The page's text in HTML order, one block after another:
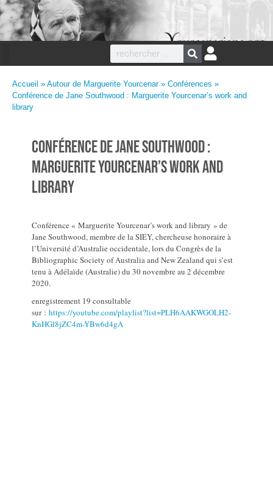
Accueil » Autour de Marguerite Yourcenar» Conférences »
Conférence de Jane Southwood : Marguerite Yourcenar’s work and
library
Conférence de Jane Southwood :
Marguerite Yourcenar’s work and
library
Conférence « Marguerite Yourcenar’s work and library » de
Jane Southwood, membre de la SIEY, chercheuse honoraire à
l’Université d’Australie occidentale, lors du Congrès de la
Bibliographic Society of Australia and New Zealand qui s’est
tenu à Adélaïde (Australie) du 30 novembre au 2 décembre
2020.
enregistrement 19 consultable
sur :https://youtube.com/playlist?list=PLH6AAKWGOLH2-
KnHGl8jZC4m-YBw6d4gA